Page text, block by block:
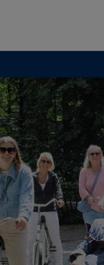
Het Nationale
van Kentaa B.V. (
Park De Hoge